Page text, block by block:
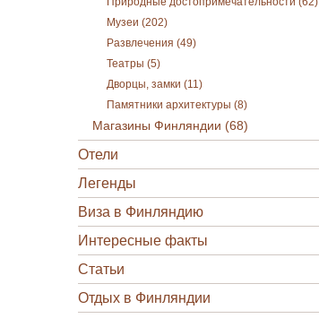
Музеи (202)
Развлечения (49)
Театры (5)
Дворцы, замки (11)
Памятники архитектуры (8)
Магазины Финляндии (68)
Отели
Легенды
Виза в Финляндию
Интересные факты
Статьи
Отдых в Финляндии